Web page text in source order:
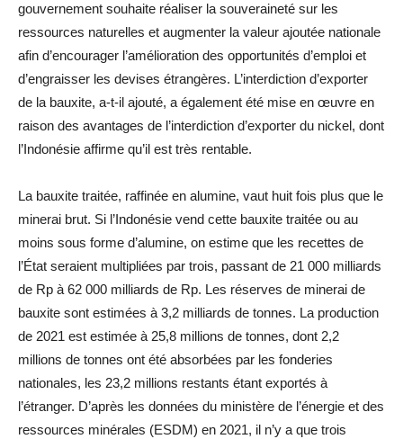
gouvernement souhaite réaliser la souveraineté sur les
ressources naturelles et augmenter la valeur ajoutée nationale
afin d’encourager l’amélioration des opportunités d’emploi et
d’engraisser les devises étrangères. L’interdiction d’exporter
de la bauxite, a-t-il ajouté, a également été mise en œuvre en
raison des avantages de l’interdiction d’exporter du nickel, dont
l’Indonésie affirme qu’il est très rentable.
La bauxite traitée, raffinée en alumine, vaut huit fois plus que le
minerai brut. Si l’Indonésie vend cette bauxite traitée ou au
moins sous forme d’alumine, on estime que les recettes de
l’État seraient multipliées par trois, passant de 21 000 milliards
de Rp à 62 000 milliards de Rp. Les réserves de minerai de
bauxite sont estimées à 3,2 milliards de tonnes. La production
de 2021 est estimée à 25,8 millions de tonnes, dont 2,2
millions de tonnes ont été absorbées par les fonderies
nationales, les 23,2 millions restants étant exportés à
l’étranger. D’après les données du ministère de l’énergie et des
ressources minérales (ESDM) en 2021, il n’y a que trois